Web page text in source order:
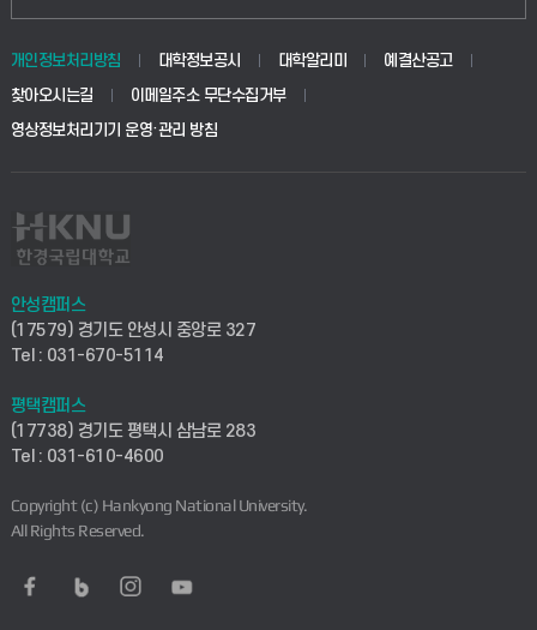
생명공학부
사회안전시스템공학부
컴퓨터응용수학부
ICT로봇기계공학부
전자전기공학부
디자인건축융합학부
AI융합학부
교육대학원
학사시스템(전문학사 및 전공심화)
사이버캠퍼스(전문학사 및 전공심화)
시설바로처리서비스
연구실안전관리시스템
산학연구관리시스템
찾아오시는길(평택)
통학버스안내(안성)
학생생활관(안성)
산학협력단
취업지원센터
창업지원센터
현장실습지원센터
개인정보처리방침 대학정보공시 대학알리미
예결산공고
찾아오시는길
이메일주소 무단수집거부
영상정보처리기기 운영·관리 방침
안성캠퍼스
(17579) 경기도 안성시 중앙로 327
Tel : 031-670-5114
평택캠퍼스
(17738) 경기도 평택시 삼남로 283
Tel : 031-610-4600
Copyright (c) Hankyong National University.
All Rights Reserved.